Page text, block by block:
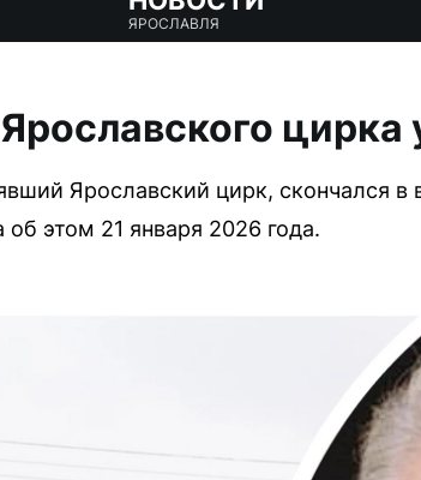
ЯРОСЛАВЛЯ
цирка
Ярославский цирк, скончался в
этом 21 января 2026 года.